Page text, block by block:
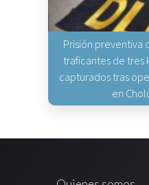
Prisión preventiva
traficantes de tres
capturados tras
en